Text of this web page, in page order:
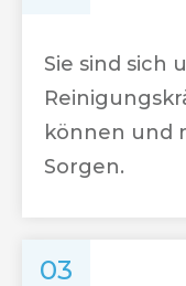
Sie sind sich
können und
Sorgen.
03